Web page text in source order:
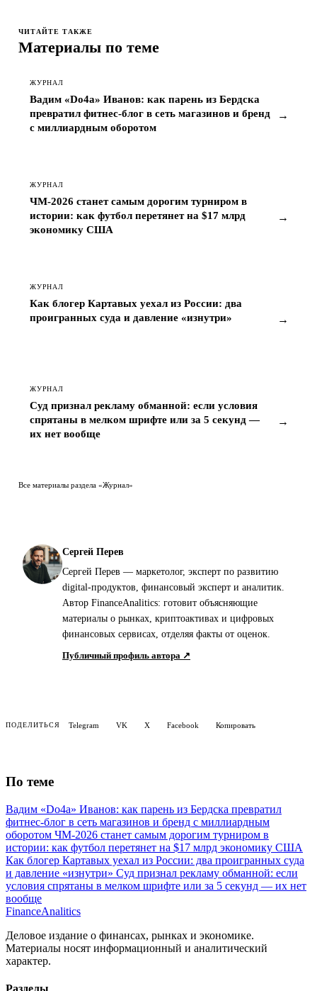
ЧИТАЙТЕ ТАКЖЕ
Материалы по теме
ЖУРНАЛ
Вадим «Do4a» Иванов: как парень из Бердска
превратил фитнес-блог в сеть магазинов и бренд
с миллиардным оборотом
→
ЖУРНАЛ
ЧМ-2026 станет самым дорогим турниром в
истории: как футбол перетянет на $17 млрд
экономику США
→
ЖУРНАЛ
Как блогер Картавых уехал из России: два
проигранных суда и давление «изнутри»
→
ЖУРНАЛ
Суд признал рекламу обманной: если условия
спрятаны в мелком шрифте или за 5 секунд —
их нет вообще
→
Все материалы раздела «Журнал»
Сергей Перев
Сергей Перев — маркетолог, эксперт по развитию
digital-продуктов, финансовый эксперт и аналитик.
Автор FinanceAnalitics: готовит объясняющие
материалы о рынках, криптоактивах и цифровых
финансовых сервисах, отделяя факты от оценок.
Публичный профиль автора ↗
ПОДЕЛИТЬСЯ Telegram VK X Facebook Копировать
По теме
Вадим «Do4a» Иванов: как парень из Бердска превратил
фитнес-блог в сеть магазинов и бренд с миллиардным
оборотом ЧМ-2026 станет самым дорогим турниром в
истории: как футбол перетянет на $17 млрд экономику США
Как блогер Картавых уехал из России: два проигранных суда
и давление «изнутри» Суд признал рекламу обманной: если
условия спрятаны в мелком шрифте или за 5 секунд — их нет
вообще
FinanceAnalitics
Деловое издание о финансах, рынках и экономике.
Материалы носят информационный и аналитический
характер.